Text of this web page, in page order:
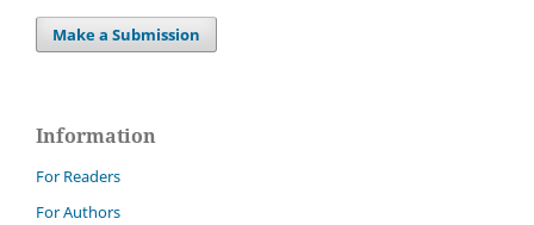
Make a Submission
Information
For Readers
For Authors